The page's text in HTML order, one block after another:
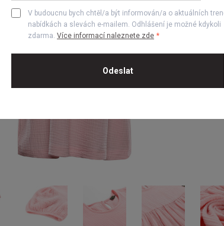
V budoucnu bych chtěl/a být informován/a o aktuálních
nabídkách a slevách e-mailem. Odhlášení je možné kdykoli
zdarma. Více informací naleznete zde